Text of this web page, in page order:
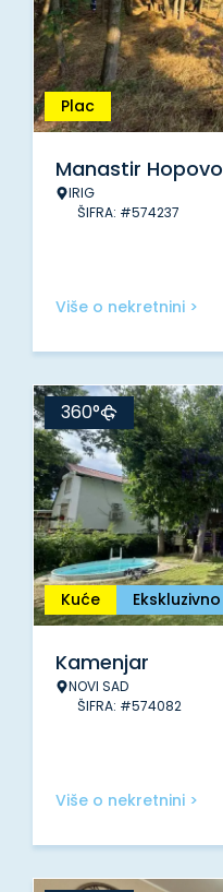
Plac
Manastir Hopovo
IRIG
ŠIFRA: #574237
Više o nekretnini >
Kuće Ekskluzivno
360°
Kamenjar
NOVI SAD
ŠIFRA: #574082
Više o nekretnini >